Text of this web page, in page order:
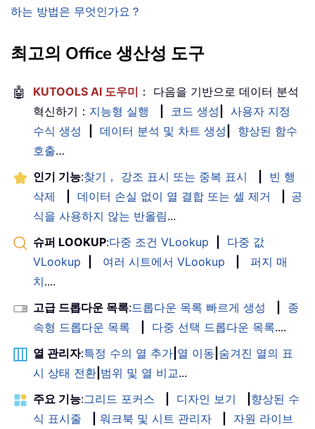
하는 방법은 무엇인가요？
최고의 Office 생산성 도구
🤖 KUTOOLS AI 도우미 ： 다음을 기반으로 데이터 분석
혁신하기： 지능형 실행 코드 생성
사용자 지정
수식 생성
데이터 분석 및 차트 생성
향상된 함수
호출…
인기 기능:찾기， 강조 표시 또는 중복 표시
빈 행
삭제
데이터 손실 없이 열 결합 또는 셀 제거
공
식을 사용하지 않는 반올림...
슈퍼 LOOKUP:다중 조건 VLookup
다중 값
VLookup
여러 시트에서 VLookup
퍼지 매
치....
고급 드롭다운 목록:드롭다운 목록 빠르게 생성
종
속형 드롭다운 목록
다중 선택 드롭다운 목록....
열 관리자:특정 수의 열 추가 열 이동 숨겨진 열의 표
시 상태 전환 범위 및 열 비교...
주요 기능:그리드 포커스 디자인 보기
향상된 수
식 표시줄
워크북 및 시트 관리자
자원 라이브